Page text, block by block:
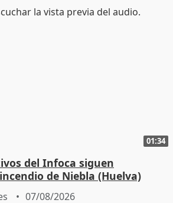
01:34
del Infoca siguen
de Niebla (Huelva)
07/08/2026